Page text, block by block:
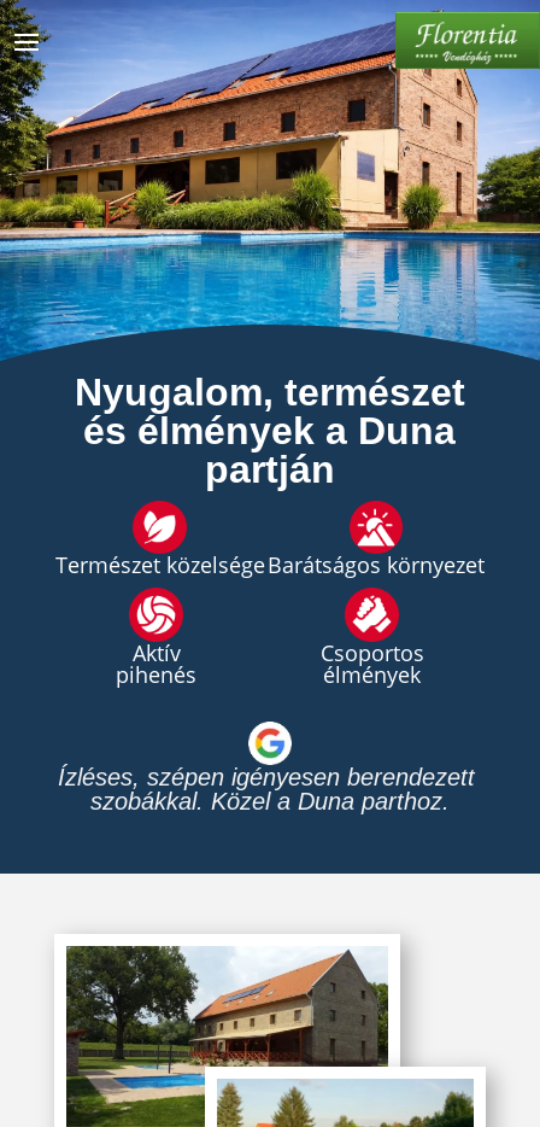
Nyugalom, természet
és élmények a Duna
partján
Természet közelségeBarátságos környezet
Aktív
pihenés
Csoportos
élmények
Nyugodt környezet modern
felszereltséggel